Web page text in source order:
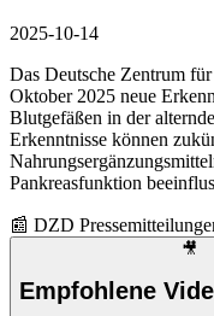
2025-10-14
Das Deutsche Zentrum
Oktober 2025 neue
Blutgefäßen in der
Erkenntnisse können
Pankreasfunktion
📰 DZD
🎥
Empfohlene